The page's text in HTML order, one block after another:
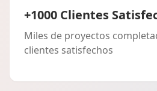
+1000 Clientes
Miles de proyectos
clientes satisfechos